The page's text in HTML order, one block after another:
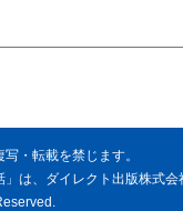
・転載を禁じます。
は、ダイレクト出版株式